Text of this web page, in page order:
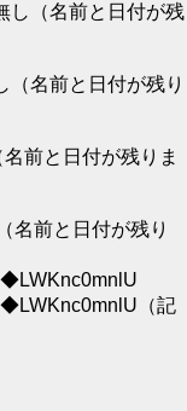
（名前と日付が残
名前と日付が残り
前と日付が残りま
名前と日付が残り
（記